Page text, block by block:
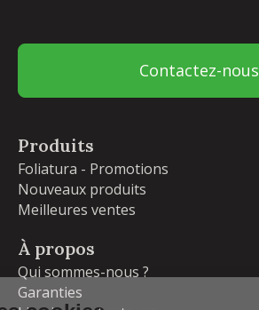
Contactez-nous
Produits
Foliatura - Promotions
Nouveaux produits
Meilleures ventes
À propos
Qui sommes-nous ?
Garanties